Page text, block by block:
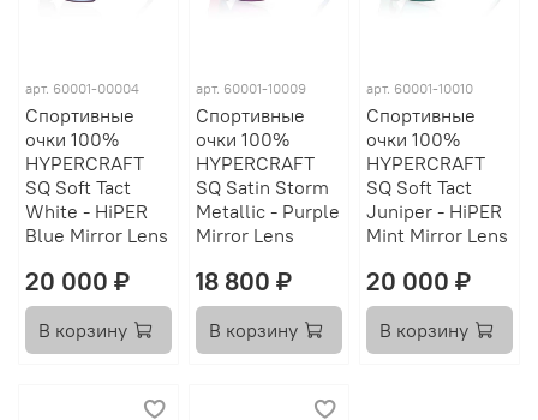
арт. 60001-00004
Спортивные
очки 100%
HYPERCRAFT
SQ Soft Tact
White - HiPER
Blue Mirror Lens
20 000 ₽
В корзину
арт. 60001-10009
Спортивные
очки 100%
HYPERCRAFT
SQ Satin Storm
Metallic - Purple
Mirror Lens
18 800 ₽
В корзину
арт. 60001-10010
Спортивные
очки 100%
HYPERCRAFT
SQ Soft Tact
Juniper - HiPER
Mint Mirror Lens
20 000 ₽
В корзину